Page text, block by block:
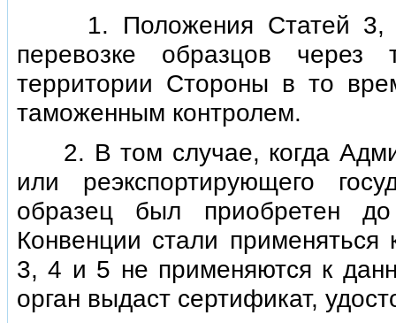
1. Положения Статей 3, 4
перевозке образцов
территории Стороны в то
таможенным контролем.
2. В том случае, когда
или реэкспортирующего
образец был приобретен
Конвенции стали
3, 4 и 5 не применяются к
орган выдаст сертификат,